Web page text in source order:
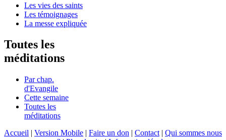
Les vies des saints
Les témoignages
La messe expliquée
Toutes les
méditations
Par chap.
d'Evangile
Cette semaine
Toutes les
méditations
Accueil | Version Mobile | Faire un don | Contact | Qui sommes nous